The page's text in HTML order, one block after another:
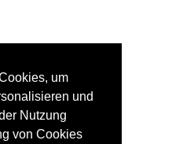
um
und
Nutzung
von Cookies